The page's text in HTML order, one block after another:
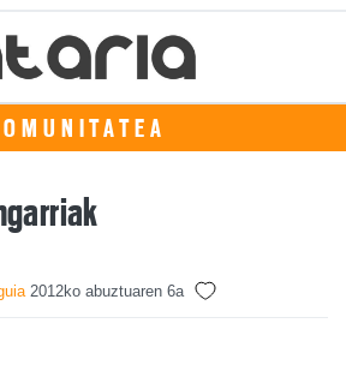
2012ko abuztuaren 6a